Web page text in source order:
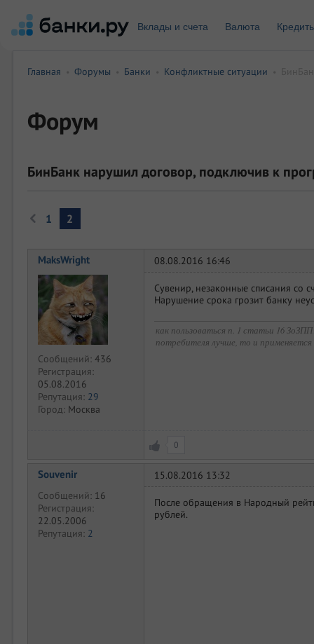
Вклады и счета Валюта
Главная Форумы Банки Конфликтные ситуации
Форум
БинБанк нарушил договор, подключив к
1 2
MaksWright
Сообщений: 436
Регистрация:
05.08.2016
Репутация: 29
Город: Москва
08.08.2016 16:46
Сувенир, незаконные списания со
Нарушение срока грозит банку
как пользоваться п. 1 статьи 16
потребителя лучше, то и
0
Souvenir
Сообщений: 16
Регистрация:
22.05.2006
Репутация: 2
15.08.2016 13:32
После обращения в Народный
рублей.